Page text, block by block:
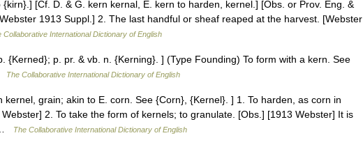
[Cf. D. & G. kern kernal, E. kern to harden, kernel.] [Obs. or Prov. Eng. &
1913 Suppl.] 2. The last handful or sheaf reaped at the harvest. [Webster
Collaborative International Dictionary of English
{Kerned}; p. pr. & vb. n. {Kerning}. ] (Type Founding) To form with a kern. See
The Collaborative International Dictionary of English
grain; akin to E. corn. See {Corn}, {Kernel}. ] 1. To harden, as corn in
2. To take the form of kernels; to granulate. [Obs.] [1913 Webster] It is
The Collaborative International Dictionary of English